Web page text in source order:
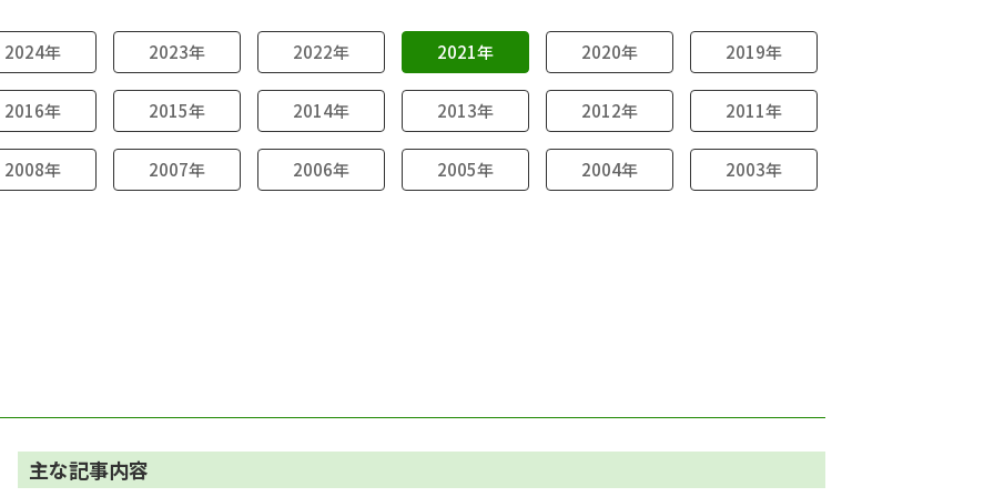
2024年 2023年 2022年 2021年 2020年 2019年
2016年 2015年 2014年 2013年 2012年 2011年
2008年 2007年 2006年 2005年 2004年 2003年
主な記事内容